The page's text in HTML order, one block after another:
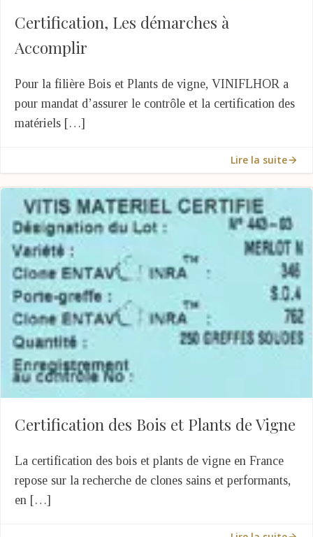
Certification, Les démarches à
Accomplir
Pour la filière Bois et Plants de vigne, VINIFLHOR a
pour mandat d’assurer le contrôle et la certification des
matériels […]
Lire la suite
Certification des Bois et Plants de Vigne
La certification des bois et plants de vigne en France
repose sur la recherche de clones sains et performants,
en […]